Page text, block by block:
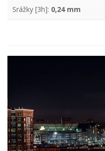
Srážky [3h]: 0,24 mm